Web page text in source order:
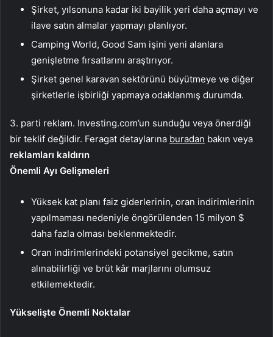
Şirket, yılsonuna kadar iki bayilik yeri daha açmayı ve
ilave satın almalar yapmayı planlıyor.
Camping World, Good Sam işini yeni alanlara
genişletme fırsatlarını araştırıyor.
Şirket genel karavan sektörünü büyütmeye ve diğer
şirketlerle işbirliği yapmaya odaklanmış durumda.
3. parti reklam. Investing.com’un sunduğu veya önerdiği
bir teklif değildir. Feragat detaylarına buradan bakın veya
reklamları kaldırın
Önemli Ayı Gelişmeleri
Yüksek kat planı faiz giderlerinin, oran indirimlerinin
yapılmaması nedeniyle öngörülenden 15 milyon $
daha fazla olması beklenmektedir.
Oran indirimlerindeki potansiyel gecikme, satın
alınabilirliği ve brüt kâr marjlarını olumsuz
etkilemektedir.
Yükselişte Önemli Noktalar